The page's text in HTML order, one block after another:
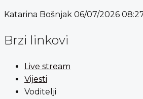
Katarina Bošnjak 06/07/2026
Brzi linkovi
Live stream
Vijesti
Voditelji